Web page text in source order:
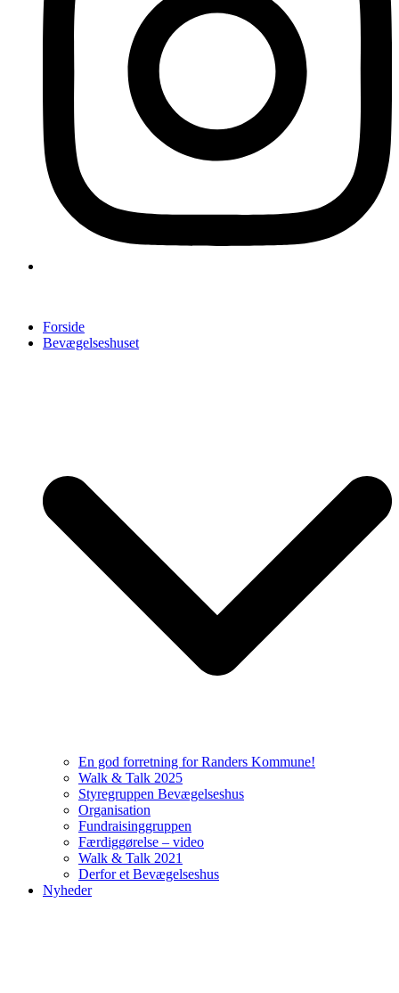
Forside
Bevægelseshuset
En god forretning for Randers Kommune!
Walk & Talk 2025
Styregruppen Bevægelseshus
Organisation
Fundraisinggruppen
Færdiggørelse – video
Walk & Talk 2021
Derfor et Bevægelseshus
Nyheder